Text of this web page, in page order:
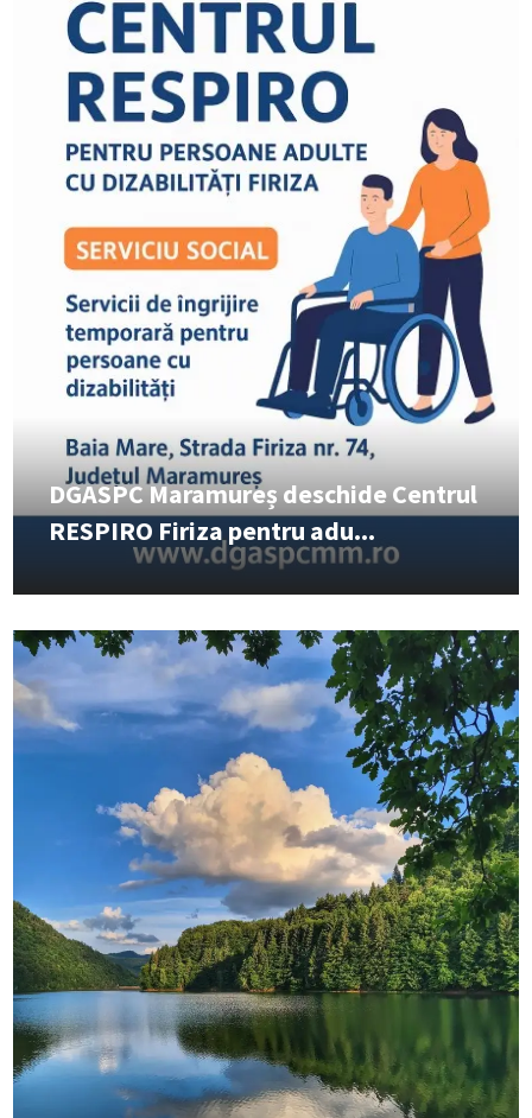
DGASPC Maramureș deschide Centrul
RESPIRO Firiza pentru adu...